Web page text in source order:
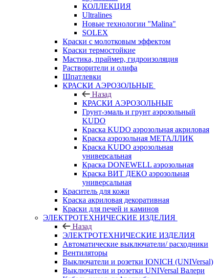
КОЛЛЕКЦИЯ
Ultralines
Новые технологии "Malina"
SOLEX
Краски с молотковым эффектом
Краски термостойкие
Мастика, праймер, гидроизоляция
Растворители и олифа
Шпатлевки
КРАСКИ АЭРОЗОЛЬНЫЕ
Назад
КРАСКИ АЭРОЗОЛЬНЫЕ
Грунт-эмаль и грунт аэрозольный
KUDO
Краска KUDO аэрозольная акриловая
Краска аэрозольная МЕТАЛЛИК
Краска KUDO аэрозольная
универсальная
Краска DONEWELL аэрозольная
Краска ВИТ ДЕКО аэрозольная
универсальная
Краситель для кожи
Краска акриловая декоративная
Краски для печей и каминов
ЭЛЕКТРОТЕХНИЧЕСКИЕ ИЗДЕЛИЯ
Назад
ЭЛЕКТРОТЕХНИЧЕСКИЕ ИЗДЕЛИЯ
Автоматические выключатели/ расходники
Вентиляторы
Выключатели и розетки IONICH (UNIVersal)
Выключатели и розетки UNIVersal Валери